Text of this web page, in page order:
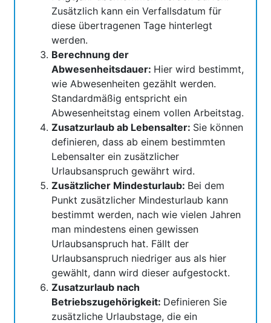
Zusätzlich kann ein Verfallsdatum für
diese übertragenen Tage hinterlegt
werden.
Berechnung der
Abwesenheitsdauer: Hier wird bestimmt,
wie Abwesenheiten gezählt werden.
Standardmäßig entspricht ein
Abwesenheitstag einem vollen Arbeitstag.
Zusatzurlaub ab Lebensalter: Sie können
definieren, dass ab einem bestimmten
Lebensalter ein zusätzlicher
Urlaubsanspruch gewährt wird.
Zusätzlicher Mindesturlaub: Bei dem
Punkt zusätzlicher Mindesturlaub kann
bestimmt werden, nach wie vielen Jahren
man mindestens einen gewissen
Urlaubsanspruch hat. Fällt der
Urlaubsanspruch niedriger aus als hier
gewählt, dann wird dieser aufgestockt.
Zusatzurlaub nach
Betriebszugehörigkeit: Definieren Sie
zusätzliche Urlaubstage, die ein